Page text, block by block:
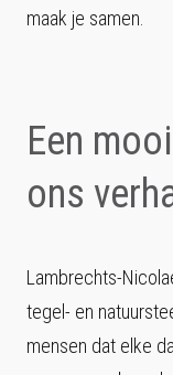
maak je samen.
Een
ons
Lambrechts-
tegel- en
mensen dat elke